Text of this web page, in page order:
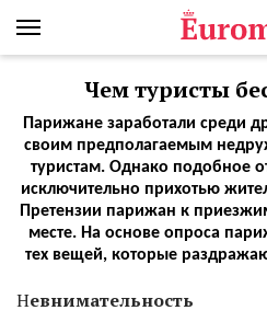
Чем туристы
Парижане заработали среди
своим предполагаемым
туристам. Однако подобное
исключительно прихотью
Претензии парижан к
месте. На основе опроса
тех вещей, которые
Невнимательность